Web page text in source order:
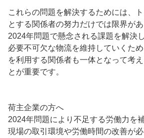
これらの問題を解決するためには、
とする関係者の努力だけでは限界があ
2024年問題で懸念される課題を解決
必要不可欠な物流を維持していくた
を利用する関係者も一体となって考
とが重要です。
荷主企業の方へ
2024年問題により不足する労働力を
現場の取引環境や労働時間の改善が必